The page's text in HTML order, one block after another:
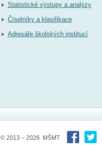
Statistické výstupy a analýzy
Číselníky a klasifikace
Adresáře školských institucí
© 2013 – 2026 MŠMT